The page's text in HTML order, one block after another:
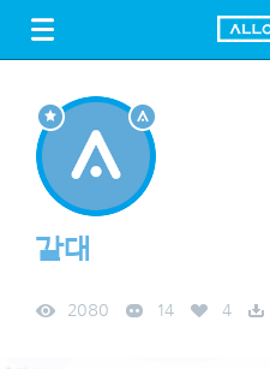
FREE DOWNLOAD
갈대
2080 14 4